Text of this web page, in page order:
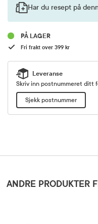
Har du resept på
PÅ LAGER
Fri frakt over 399 kr
Leveranse
Skriv inn postnummeret ditt
Sjekk postnummer
ANDRE PRODUKTER